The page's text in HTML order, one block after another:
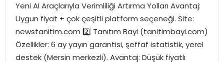
SPOR
MAGAZIN
Yeni AI Araçlarıyla Verimliliği Artırma Yolları Avantaj:
Uygun fiyat + çok çeşitli platform seçeneği. Site:
newstanitim.com 2️⃣ Tanıtım Bayi (tanitimbayi.com)
Özellikler: 6 ay yayın garantisi, şeffaf istatistik, yerel
destek (Mersin merkezli). Avantaj: Düşük fiyatlı